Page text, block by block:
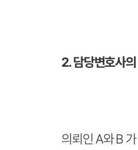
2. 담당변호사
의뢰인 A와 B